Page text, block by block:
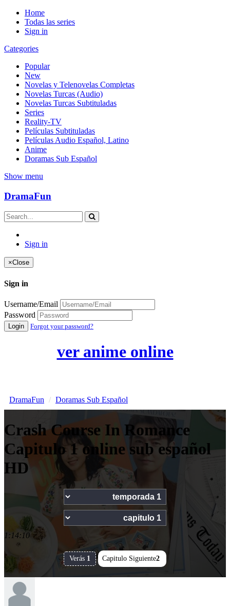
Home
Todas las series
Sign in
Categories
Popular
New
Novelas y Telenovelas Completas
Novelas Turcas (Audio)
Novelas Turcas Subtituladas
Series
Reality-TV
Películas Subtituladas
Películas Audio Español, Latino
Anime
Doramas Sub Español
Show menu
DramaFun
Sign in
×Close
Sign in
Username/Email
Password
Login Forgot your password?
ver anime online
DramaFun Doramas Sub Español
Crash Course In Romance
Capitulo 1 online sub español
HD
1:14:10
Verás 1 Capitulo Siguiente2